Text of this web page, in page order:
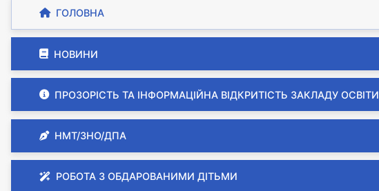
ГОЛОВНА
НОВИНИ
ПРОЗОРІСТЬ ТА ІНФОРМАЦІЙНА ВІДКРИТІСТЬ ЗАКЛАДУ ОСВІТИ
НМТ/ЗНО/ДПА
РОБОТА З ОБДАРОВАНИМИ ДІТЬМИ